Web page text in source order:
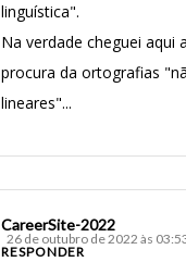
linguística".
Na verdade cheguei aqui a
procura da ortografias
lineares"...
CareerSite-2022
26 de outubro de 2022 às
RESPONDER